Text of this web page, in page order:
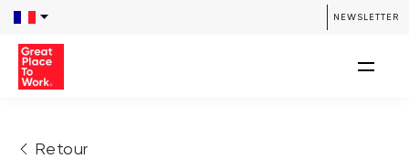
NEWSLETTER
Retour